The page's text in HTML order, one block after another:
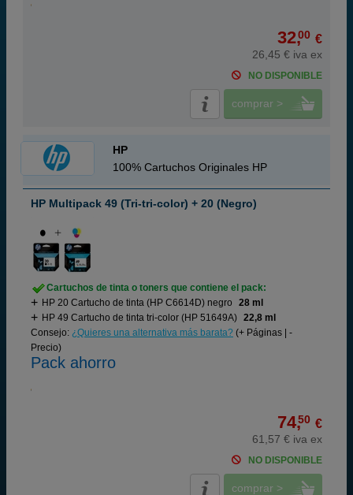
32,00 €
26,45 € iva ex
NO DISPONIBLE
comprar >
HP
100% Cartuchos Originales HP
HP Multipack 49 (Tri-tri-color) + 20 (Negro)
Cartuchos de tinta o toners que contiene el pack:
HP 20 Cartucho de tinta (HP C6614D) negro
28 ml
HP 49 Cartucho de tinta tri-color (HP 51649A) 22,8 ml
Consejo: ¿Quieres una alternativa más barata? (+ Páginas | -
Precio)
Pack ahorro
74,50 €
61,57 € iva ex
NO DISPONIBLE
comprar >